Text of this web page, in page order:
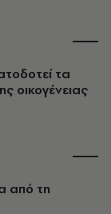
τα
οικογένειας
από τη